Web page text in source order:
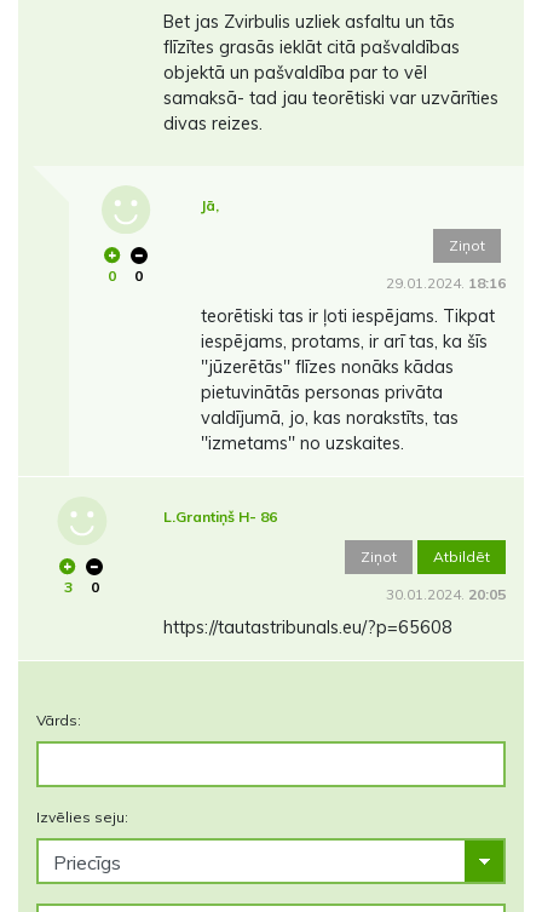
Bet jas Zvirbulis uzliek asfaltu un tās
flīzītes grasās ieklāt citā pašvaldības
objektā un pašvaldība par to vēl
samaksā- tad jau teorētiski var uzvārīties
divas reizes.
0 0
Jā,
Ziņot
29.01.2024. 18:16
teorētiski tas ir ļoti iespējams. Tikpat
iespējams, protams, ir arī tas, ka šīs
''jūzerētās'' flīzes nonāks kādas
pietuvinātās personas privāta
valdījumā, jo, kas norakstīts, tas
''izmetams'' no uzskaites.
3 0
L.Grantiņš H- 86
Ziņot Atbildēt
30.01.2024. 20:05
https://tautastribunals.eu/?p=65608
Vārds:
Izvēlies seju: